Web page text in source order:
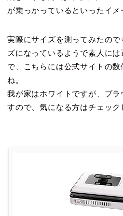
が乗っかっているといったイメ
実際にサイズを測ってみたので
ズになっているようで素人に
で、こちらには公式サイトの
ね。
我が家はホワイトですが、ブ
すので、気になる方はチェック